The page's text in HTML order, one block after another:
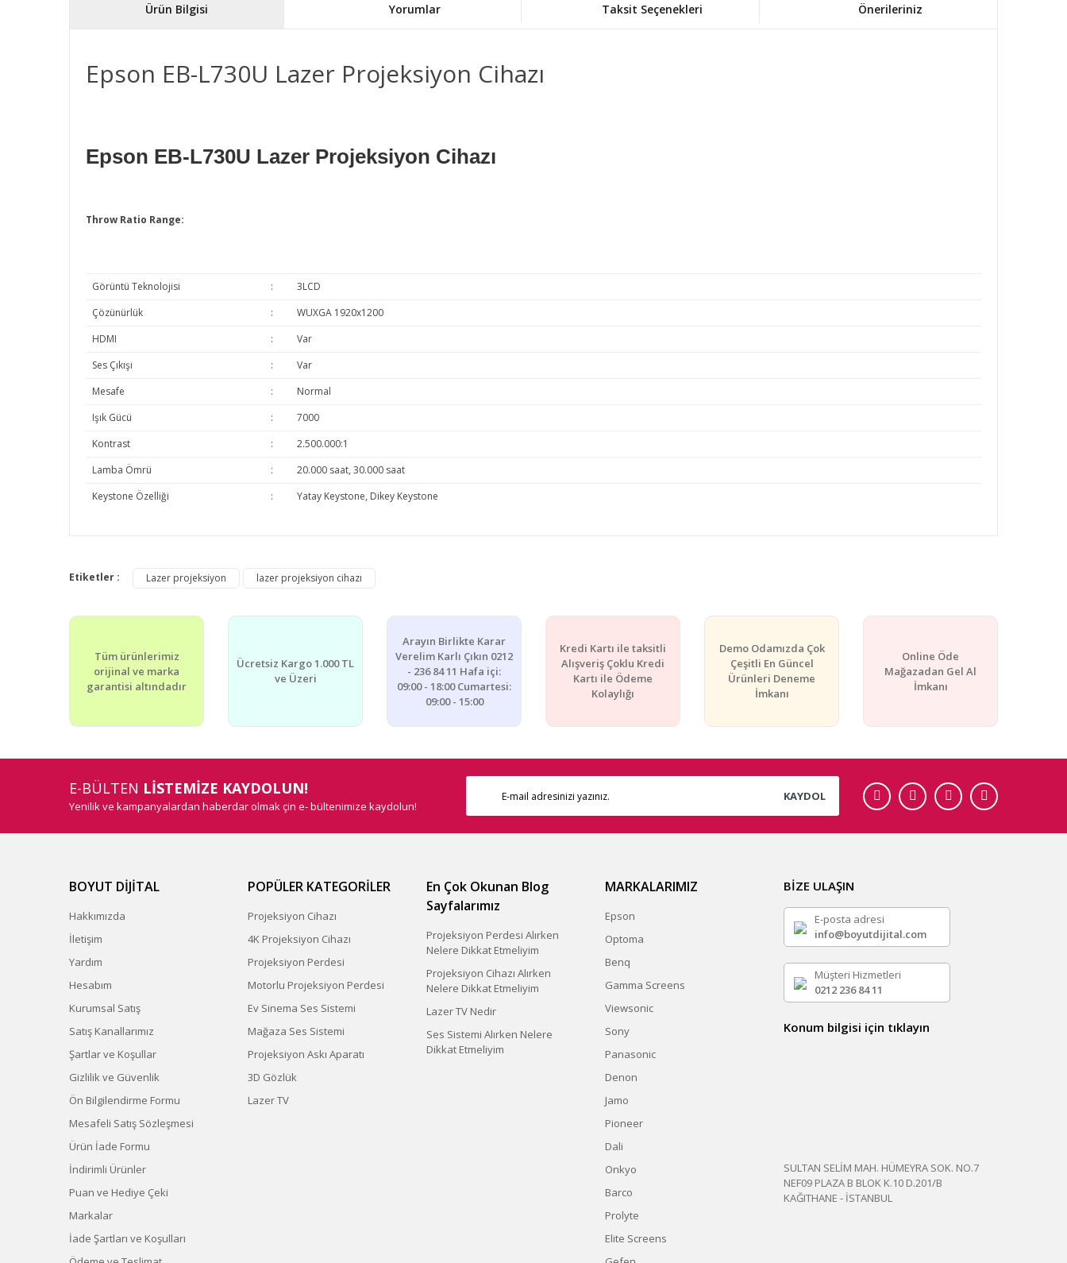
Ürün Bilgisi Yorumlar Taksit Seçenekleri Önerileriniz
Epson EB-L730U Lazer Projeksiyon Cihazı
Epson EB-L730U Lazer Projeksiyon Cihazı
Throw Ratio Range:
Görüntü Teknolojisi :
3LCD
Çözünürlük
:
WUXGA 1920x1200
HDMI
:
Var
Ses Çıkışı
:
Var
Mesafe
:
Normal
Işık Gücü
:
7000
Kontrast
:
2.500.000:1
Lamba Ömrü
:
20.000 saat, 30.000 saat
Keystone Özelliği
: Yatay Keystone, Dikey Keystone
Görüş ve önerileriniz için teşekkür ederiz.
Ürün resmi kalitesiz, bozuk veya görüntülenemiyor.
Ürün bilgilerinde hatalar bulunuyor.
Ürün fiyatı diğer sitelerden daha pahalı.
Etiketler : Lazer projeksiyon lazer projeksiyon cihazı
Tüm ürünlerimiz
orijinal ve marka
garantisi altındadır
Ücretsiz Kargo 1.000 TL
ve Üzeri
Arayın Birlikte Karar
Verelim Karlı Çıkın 0212
- 236 84 11 Hafa içi:
09:00 - 18:00 Cumartesi:
09:00 - 15:00
Kredi Kartı ile taksitli
Alışveriş Çoklu Kredi
Kartı ile Ödeme
Kolaylığı
Demo Odamızda Çok
Çeşitli En Güncel
Ürünleri Deneme
İmkanı
Online Öde
Mağazadan Gel Al
İmkanı
E-BÜLTEN LİSTEMİZE KAYDOLUN!
Yenilik ve kampanyalardan haberdar olmak çin e- bültenimize kaydolun!
KAYDOL
BOYUT DİJİTAL
Hakkımızda
İletişim
Yardım
Hesabım
Kurumsal Satış
Satış Kanallarımız
Şartlar ve Koşullar
Gizlilik ve Güvenlik
Ön Bilgilendirme Formu
Mesafeli Satış Sözleşmesi
Ürün İade Formu
İndirimli Ürünler
Puan ve Hediye Çeki
Markalar
İade Şartları ve Koşulları
POPÜLER KATEGORİLER
Projeksiyon Cihazı
4K Projeksiyon Cihazı
Projeksiyon Perdesi
Motorlu Projeksiyon Perdesi
Ev Sinema Ses Sistemi
Mağaza Ses Sistemi
Projeksiyon Askı Aparatı
3D Gözlük
Lazer TV
En Çok Okunan Blog
Sayfalarımız
Projeksiyon Perdesi Alırken
Nelere Dikkat Etmeliyim
Projeksiyon Cihazı Alırken
Nelere Dikkat Etmeliyim
Lazer TV Nedir
Ses Sistemi Alırken Nelere
Dikkat Etmeliyim
MARKALARIMIZ
Epson
Optoma
Benq
Gamma Screens
Viewsonic
Sony
Panasonic
Denon
Jamo
Pioneer
Dali
Onkyo
Barco
Prolyte
Elite Screens
BİZE ULAŞIN
E-posta adresi
info@boyutdijital.com
Müşteri Hizmetleri
0212 236 84 11
Konum bilgisi için tıklayın
SULTAN SELİM MAH. HÜMEYRA SOK. NO.7
NEF09 PLAZA B BLOK K.10 D.201/B
KAĞITHANE - İSTANBUL